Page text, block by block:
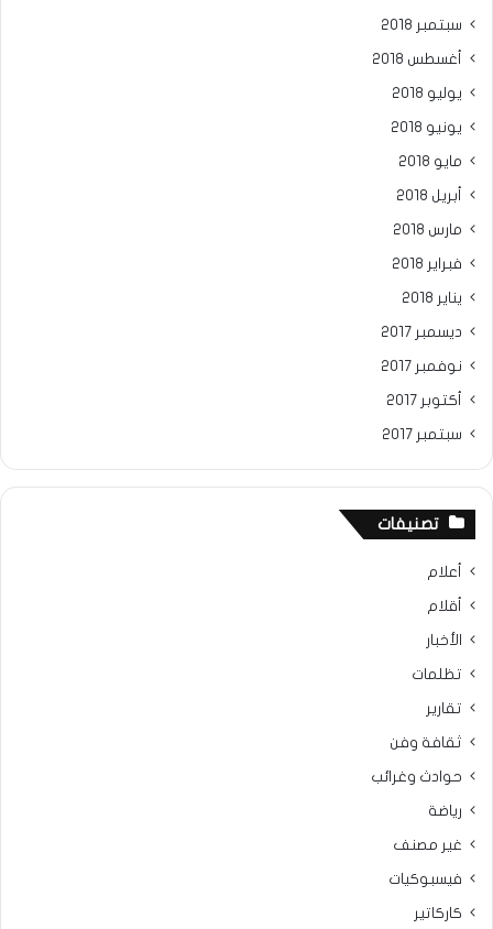
سبتمبر 2018
أغسطس 2018
يوليو 2018
يونيو 2018
مايو 2018
أبريل 2018
مارس 2018
فبراير 2018
يناير 2018
ديسمبر 2017
نوفمبر 2017
أكتوبر 2017
سبتمبر 2017
تصنيفات
أعلام
أقلام
الأخبار
تظلمات
تقارير
ثقافة وفن
حوادث وغرائب
رياضة
غير مصنف
فيسبوكيات
كاركاتير